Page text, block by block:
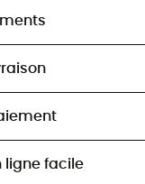
ligne facile